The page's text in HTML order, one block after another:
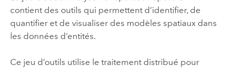
contient des outils qui permettent d’identifier, de
quantifier et de visualiser des modèles spatiaux dans
les données d’entités.
Ce jeu d’outils utilise le traitement distribué pour